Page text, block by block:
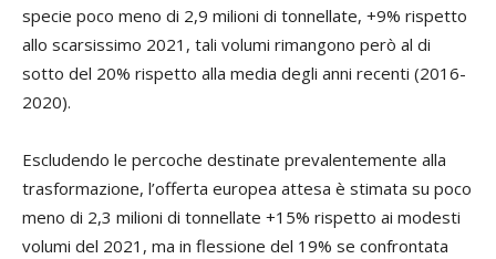
specie poco meno di 2,9 milioni di tonnellate, +9% rispetto
allo scarsissimo 2021, tali volumi rimangono però al di
sotto del 20% rispetto alla media degli anni recenti (2016-
2020).
Escludendo le percoche destinate prevalentemente alla
trasformazione, l’offerta europea attesa è stimata su poco
meno di 2,3 milioni di tonnellate +15% rispetto ai modesti
volumi del 2021, ma in flessione del 19% se confrontata